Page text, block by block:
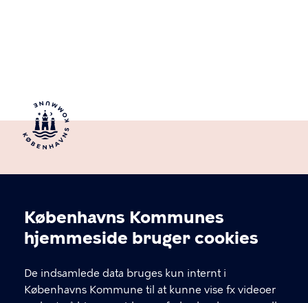
Cookieindstillinger
Københavns Kommunes
hjemmeside bruger cookies
De indsamlede data bruges kun internt i
Københavns Kommune til at kunne vise fx videoer
Byens Sjæl